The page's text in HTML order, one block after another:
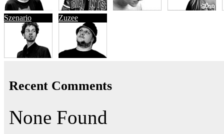
Szenario Zuzee
Recent Comments
None Found